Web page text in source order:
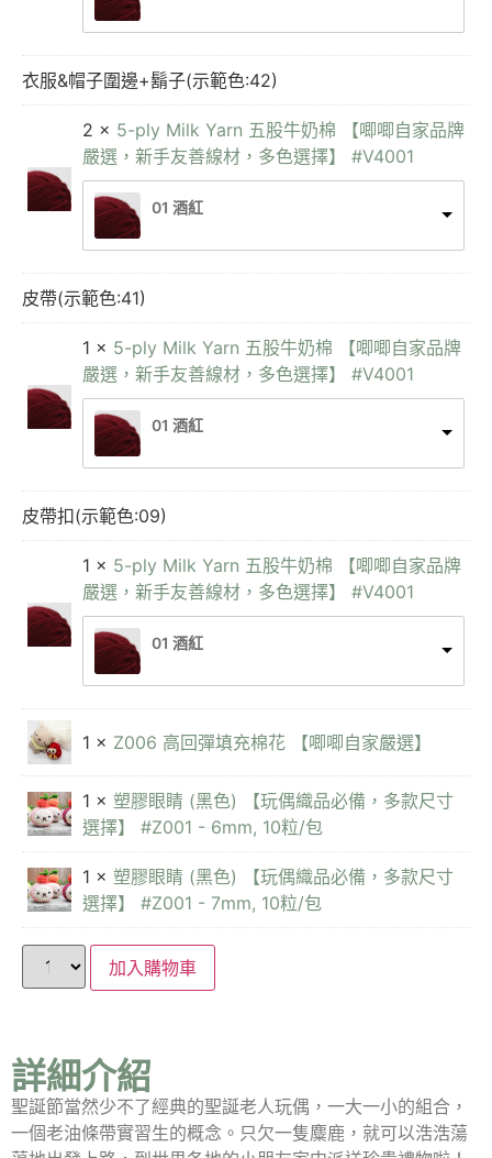
衣服&帽子圍邊+鬍子(示範色:42)
2 × 5-ply Milk Yarn 五股牛奶棉 【唧唧自家品牌
嚴選，新手友善線材，多色選擇】 #V4001
01 酒紅
皮帶(示範色:41)
1 × 5-ply Milk Yarn 五股牛奶棉 【唧唧自家品牌
嚴選，新手友善線材，多色選擇】 #V4001
01 酒紅
皮帶扣(示範色:09)
1 × 5-ply Milk Yarn 五股牛奶棉 【唧唧自家品牌
嚴選，新手友善線材，多色選擇】 #V4001
01 酒紅
1 × Z006 高回彈填充棉花 【唧唧自家嚴選】
1 × 塑膠眼睛 (黑色) 【玩偶織品必備，多款尺寸
選擇】 #Z001 - 6mm, 10粒/包
1 × 塑膠眼睛 (黑色) 【玩偶織品必備，多款尺寸
選擇】 #Z001 - 7mm, 10粒/包
加入購物車
詳細介紹
聖誕節當然少不了經典的聖誕老人玩偶，一大一小的組合，
一個老油條帶實習生的概念。只欠一隻麋鹿，就可以浩浩蕩